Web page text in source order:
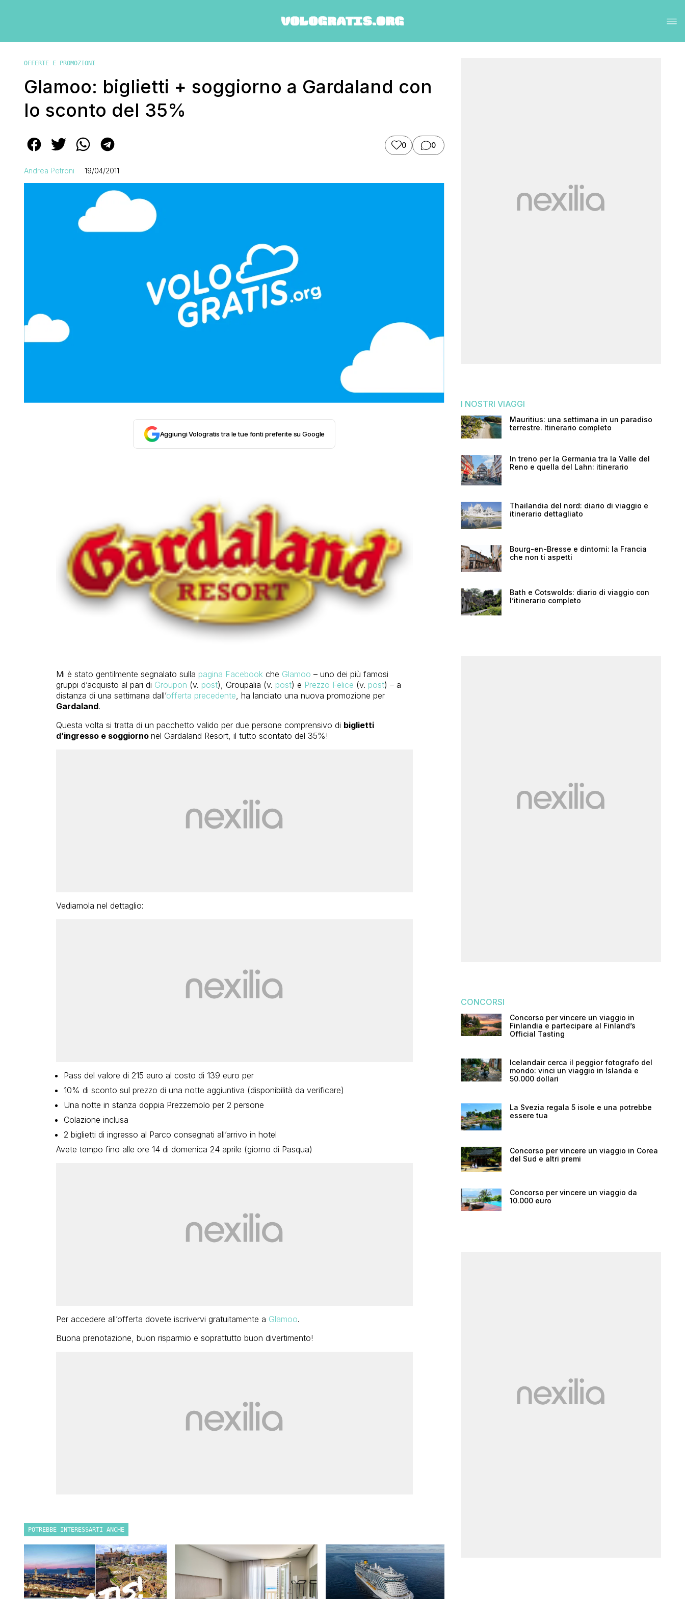
OFFERTE E PROMOZIONI
Glamoo: biglietti + soggiorno a Gardaland con
lo sconto del 35%
0 0
Andrea Petroni 19/04/2011
Aggiungi Vologratis tra le tue fonti preferite su Google
Mi è stato gentilmente segnalato sulla pagina Facebookche Glamoo – uno dei più famosi
gruppi d’acquisto al pari di Groupon (v. post), Groupalia (v. post) e Prezzo Felice (v. post) – a
distanza di una settimana dall’offerta precedente, ha lanciato una nuova promozione per
Gardaland.
Questa volta si tratta di un pacchetto valido per due persone comprensivo di biglietti
d’ingresso e soggiorno nel Gardaland Resort, il tutto scontato del 35%!
Vediamola nel dettaglio:
Pass del valore di 215 euro al costo di 139 euro per
10% di sconto sul prezzo di una notte aggiuntiva (disponibilità da verificare)
Una notte in stanza doppia Prezzemolo per 2 persone
Colazione inclusa
2 biglietti di ingresso al Parco consegnati all’arrivo in hotel
Avete tempo fino alle ore 14 di domenica 24 aprile (giorno di Pasqua)
Per accedere all’offerta dovete iscrivervi gratuitamente a Glamoo.
Buona prenotazione, buon risparmio e soprattutto buon divertimento!
POTREBBE INTERESSARTI ANCHE
I NOSTRI VIAGGI
Mauritius: una settimana in un paradiso
terrestre. Itinerario completo
In treno per la Germania tra la Valle del
Reno e quella del Lahn: itinerario
Thailandia del nord: diario di viaggio e
itinerario dettagliato
Bourg-en-Bresse e dintorni: la Francia
che non ti aspetti
Bath e Cotswolds: diario di viaggio con
l’itinerario completo
CONCORSI
Concorso per vincere un viaggio in
Finlandia e partecipare al Finland’s
Official Tasting
Icelandair cerca il peggior fotografo del
mondo: vinci un viaggio in Islanda e
50.000 dollari
La Svezia regala 5 isole e una potrebbe
essere tua
Concorso per vincere un viaggio in Corea
del Sud e altri premi
Concorso per vincere un viaggio da
10.000 euro